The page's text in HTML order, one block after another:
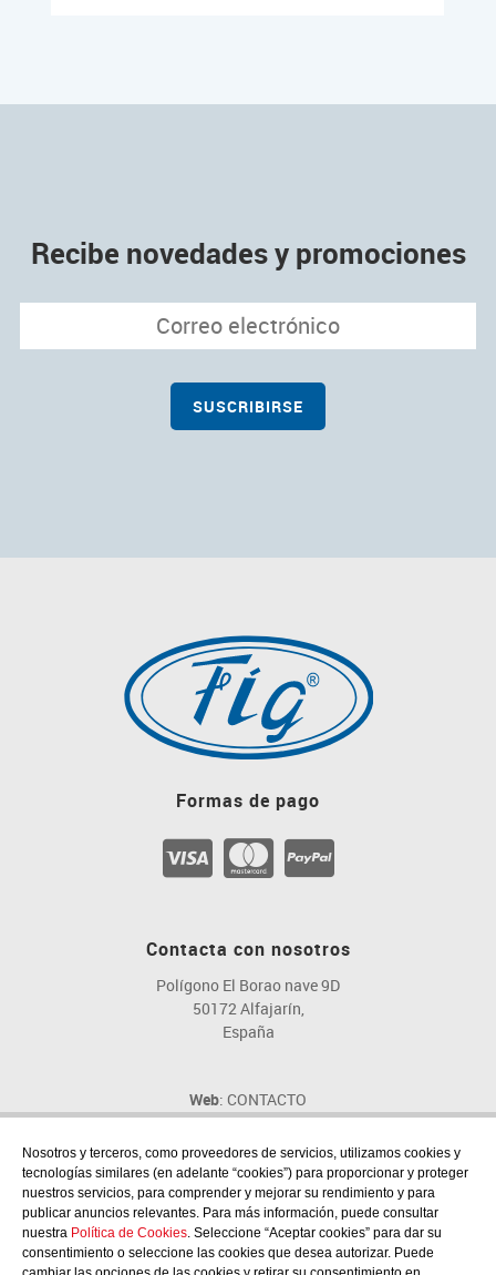
Recibe novedades y promociones
Formas de pago
Contacta con nosotros
Polígono El Borao nave 9D
50172 Alfajarín,
España
Web: CONTACTO
Email: fig@fig.es
Teléfono: 976 107 046
Síguenos en las redes sociales
Nosotros y terceros, como proveedores de servicios, utilizamos cookies y
tecnologías similares (en adelante “cookies”) para proporcionar y proteger
nuestros servicios, para comprender y mejorar su rendimiento y para
publicar anuncios relevantes. Para más información, puede consultar
nuestra Política de Cookies. Seleccione “Aceptar cookies” para dar su
consentimiento o seleccione las cookies que desea autorizar. Puede